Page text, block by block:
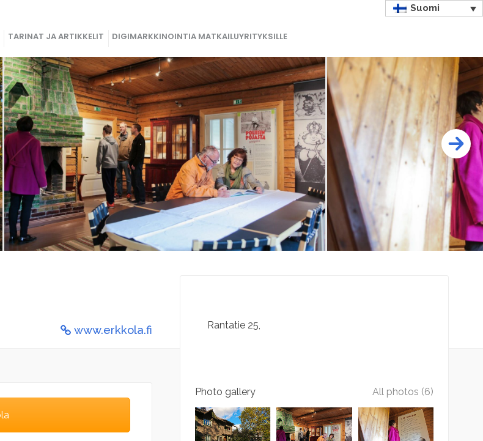
TARINAT JA ARTIKKELIT DIGIMARKKINOINTIA MATKAILUYRITYKSILLE
Suomi
www.erkkola.fi Rantatie 25
Photo gallery All photos (6)